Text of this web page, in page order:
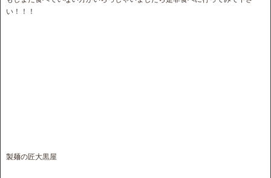
い！！！
製麺の匠大黒屋